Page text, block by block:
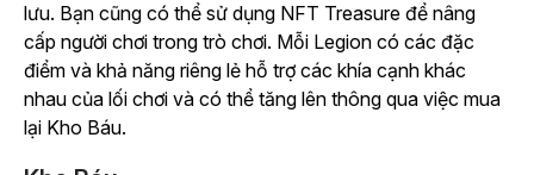
lưu. Bạn cũng có thể sử dụng NFT Treasure để nâng
cấp người chơi trong trò chơi. Mỗi Legion có các đặc
điểm và khả năng riêng lẻ hỗ trợ các khía cạnh khác
nhau của lối chơi và có thể tăng lên thông qua việc mua
lại Kho Báu.